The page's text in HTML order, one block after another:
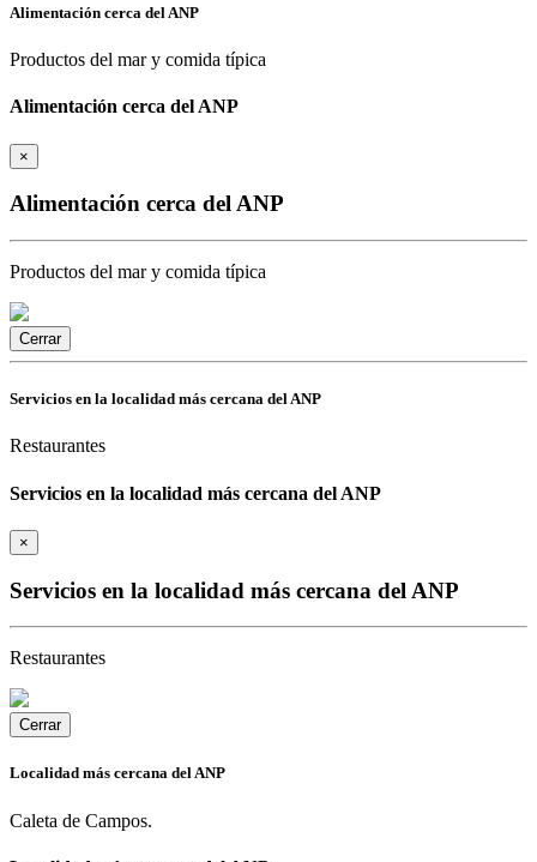
Alimentación cerca del ANP
Productos del mar y comida típica
Alimentación cerca del ANP
×
Alimentación cerca del ANP
Productos del mar y comida típica
Cerrar
Servicios en la localidad más cercana del ANP
Restaurantes
Servicios en la localidad más cercana del ANP
×
Servicios en la localidad más cercana del ANP
Restaurantes
Cerrar
Localidad más cercana del ANP
Caleta de Campos.